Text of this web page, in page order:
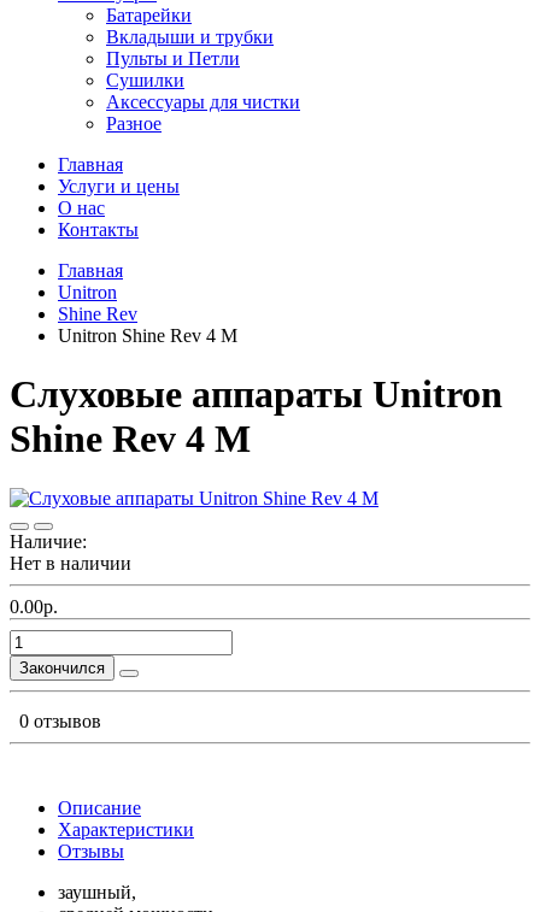
Батарейки
Вкладыши и трубки
Пульты и Петли
Сушилки
Аксессуары для чистки
Разное
Главная
Услуги и цены
О нас
Контакты
Главная
Unitron
Shine Rev
Unitron Shine Rev 4 M
Слуховые аппараты Unitron
Shine Rev 4 M
Наличие:
Нет в наличии
0.00р.
Закончился
0 отзывов
Описание
Характеристики
Отзывы
заушный,